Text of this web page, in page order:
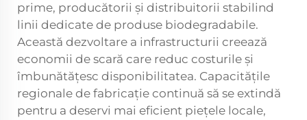
prime, producătorii și distribuitorii stabilind
linii dedicate de produse biodegradabile.
Această dezvoltare a infrastructurii creează
economii de scară care reduc costurile și
îmbunătățesc disponibilitatea. Capacitățile
regionale de fabricație continuă să se extindă
pentru a deservi mai eficient piețele locale,